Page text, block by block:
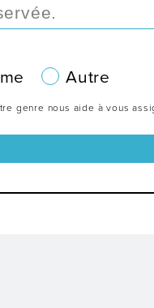
Autre
genre nous aide à vous